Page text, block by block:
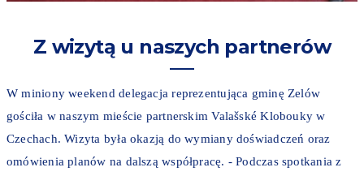
Z wizytą u naszych partnerów
W miniony weekend delegacja reprezentująca gminę Zelów
gościła w naszym mieście partnerskim Valašské Klobouky w
Czechach. Wizyta była okazją do wymiany doświadczeń oraz
omówienia planów na dalszą współpracę. - Podczas spotkania z